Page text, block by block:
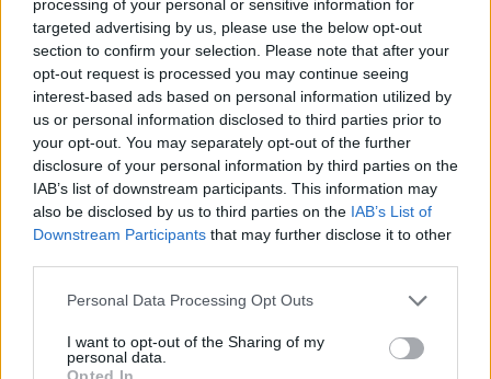
processing of your personal or sensitive information for
targeted advertising by us, please use the below opt-out
section to confirm your selection. Please note that after your
opt-out request is processed you may continue seeing
interest-based ads based on personal information utilized by
us or personal information disclosed to third parties prior to
your opt-out. You may separately opt-out of the further
disclosure of your personal information by third parties on the
IAB’s list of downstream participants. This information may
also be disclosed by us to third parties on the IAB’s List of
Downstream Participants that may further disclose it to other
Please note that this website/app uses one or more Google
not limited to your visit or usage behaviour. You may click to
grant or deny consent to Google and its third-party tags to
Personal Data Processing Opt Outs
I want to opt-out of the Sharing of my
personal data.
Opted In
AUTEUR
Giorgia Stromeo